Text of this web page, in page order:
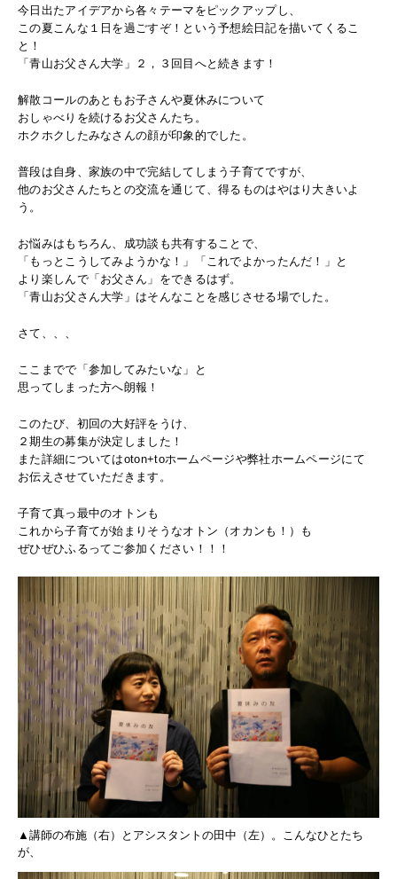
今日出たアイデアから各々テーマをピックアップし、
この夏こんな１日を過ごすぞ！という予想絵日記を描いてくるこ
と！
「青山お父さん大学」２，３回目へと続きます！
解散コールのあともお子さんや夏休みについて
おしゃべりを続けるお父さんたち。
ホクホクしたみなさんの顔が印象的でした。
普段は自身、家族の中で完結してしまう子育てですが、
他のお父さんたちとの交流を通じて、得るものはやはり大きいよ
う。
お悩みはもちろん、成功談も共有することで、
「もっとこうしてみようかな！」「これでよかったんだ！」と
より楽しんで「お父さん」をできるはず。
「青山お父さん大学」はそんなことを感じさせる場でした。
さて、、、
ここまでで「参加してみたいな」と
思ってしまった方へ朗報！
このたび、初回の大好評をうけ、
２期生の募集が決定しました！
また詳細についてはoton+toホームページや弊社ホームページにて
お伝えさせていただきます。
子育て真っ最中のオトンも
これから子育てが始まりそうなオトン（オカンも！）も
ぜひぜひふるってご参加ください！！！
▲講師の布施（右）とアシスタントの田中（左）。こんなひとたち
が、